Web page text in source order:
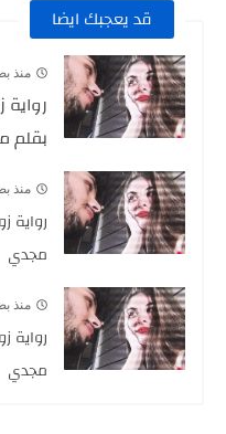
قد يعجبك ايضا
منذ
بقلم
منذ
مجدي
منذ
مجدي